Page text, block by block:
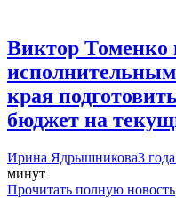
Виктор Томенко
края
бюджет на
Ирина Ядрышникова3
минут
Прочитать полную новость